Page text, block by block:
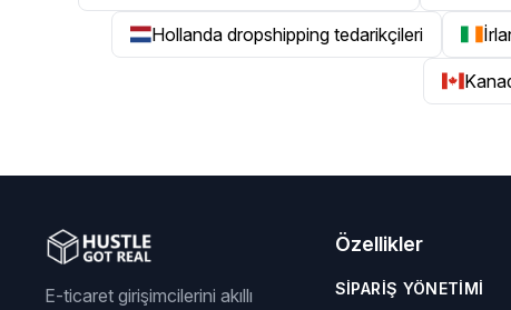
Hollanda dropshipping tedarikçileri
E-ticaret girişimcilerini akıllı
Özellikler
SIPARIŞ YÖNETIMI